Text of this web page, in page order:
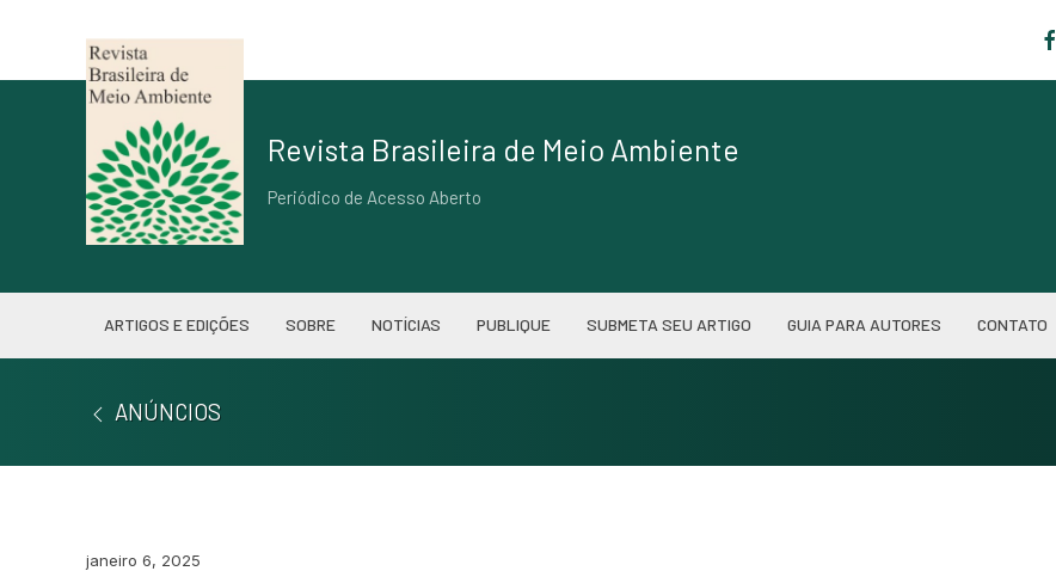
Revista Brasileira de Meio Ambiente
Periódico de Acesso Aberto
ARTIGOS E EDIÇÕES SOBRE NOTÍCIAS PUBLIQUE SUBMETA SEU ARTIGO GUIA PARA AUTORES CONTATO
ANÚNCIOS
janeiro 6, 2025